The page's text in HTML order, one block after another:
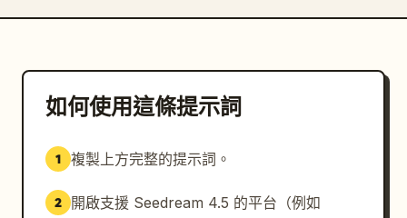
如何使用這條提示詞
1 複製上方完整的提示詞。
2
開啟支援 Seedream 4.5 的平台（例如